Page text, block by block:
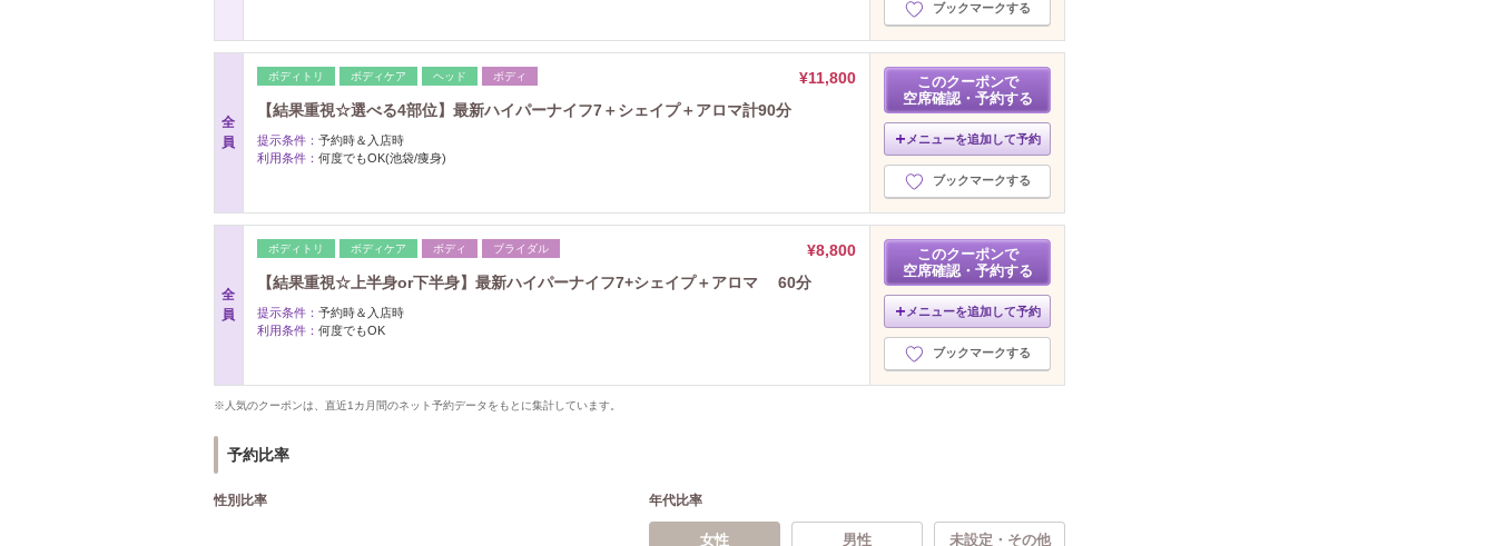
ブックマークする
全
員
ボディトリ ボディケア ヘッド ボディ
¥11,800
【結果重視☆選べる4部位】最新ハイパーナイフ7＋シェイプ＋アロマ計90分
提示条件： 予約時＆入店時
利用条件： 何度でもOK(池袋/痩身)
このクーポンで
空席確認・予約する
メニューを追加して予約
ブックマークする
全
員
ボディトリ ボディケア ボディ ブライダル
¥8,800
【結果重視☆上半身or下半身】最新ハイパーナイフ7+シェイプ＋アロマ 60分
提示条件： 予約時＆入店時
利用条件： 何度でもOK
このクーポンで
空席確認・予約する
メニューを追加して予約
ブックマークする
※人気のクーポンは、直近1カ月間のネット予約データをもとに集計しています。
予約比率
性別比率 年代比率
女性 男性 未設定・その他